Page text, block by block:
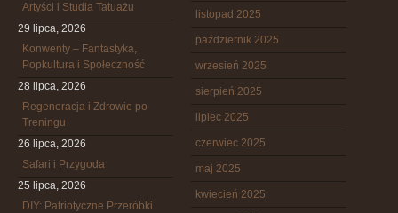
Artyści i Studia Tatuażu
29 lipca, 2026
Konwenty – Fantastyka,
Popkultura i Społeczność
28 lipca, 2026
Regeneracja i Zdrowie po
Treningu
26 lipca, 2026
Safari i Przygoda
25 lipca, 2026
DIY: Patriotyczne Przeróbki
listopad 2025
październik 2025
wrzesień 2025
sierpień 2025
lipiec 2025
czerwiec 2025
maj 2025
kwiecień 2025